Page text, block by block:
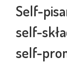
Self-
self-
self-